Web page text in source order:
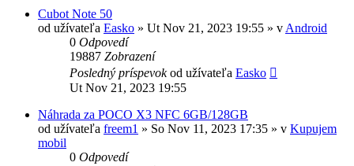
Cubot Note 50
od užívateľa Easko » Ut Nov 21, 2023 19:55 » v Android
0 Odpovedí
19887 Zobrazení
Posledný príspevokod užívateľa Easko
Ut Nov 21, 2023 19:55
Náhrada za POCO X3 NFC 6GB/128GB
od užívateľa freem1 » So Nov 11, 2023 17:35 » v Kupujem
mobil
0 Odpovedí